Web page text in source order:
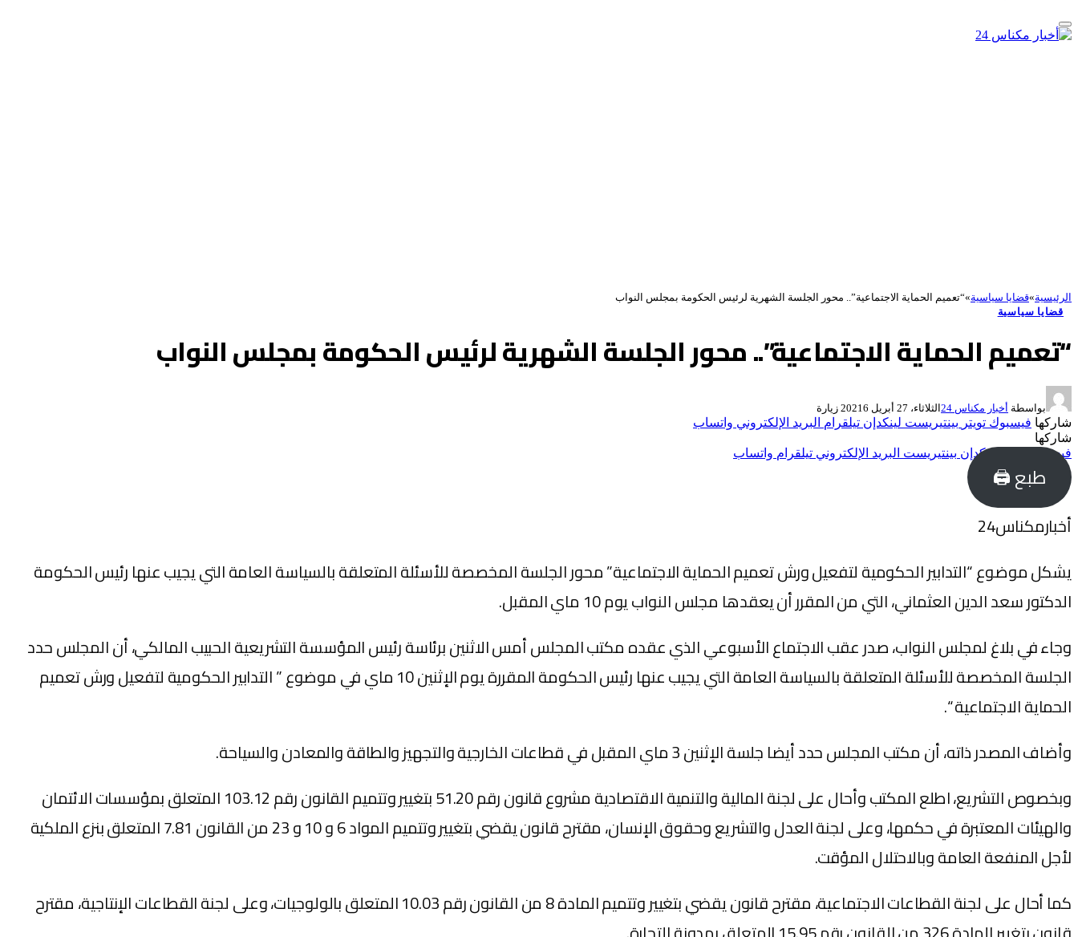
الرئيسية»قضايا سياسية»“تعميم الحماية الاجتماعية”.. محور الجلسة الشهرية لرئيس الحكومة بمجلس النواب
قضايا سياسية
“تعميم الحماية الاجتماعية”.. محور الجلسة الشهرية لرئيس الحكومة بمجلس النواب
بواسطة أخبار مكناس 24 الثلاثاء، 27 أبريل 2021 6 زيارة
شاركها فيسبوك تويتر بينتيريست لينكدإن تيلقرام البريد الإلكتروني واتساب
شاركها
فيسبوك
لينكدإن بينتيريست البريد الإلكتروني تيلقرام واتساب
طبع 🖨
أخبارمكناس24
يشكل موضوع “التدابير الحكومية لتفعيل ورش تعميم الحماية الاجتماعية” محور الجلسة المخصصة للأسئلة المتعلقة بالسياسة العامة التي يجيب عنها رئيس الحكومة
الدكتور سعد الدين العثماني، التي من المقرر أن يعقدها مجلس النواب يوم 10 ماي المقبل.
وجاء في بلاغ لمجلس النواب، صدر عقب الاجتماع الأسبوعي الذي عقده مكتب المجلس أمس الاثنين برئاسة رئيس المؤسسة التشريعية الحبيب المالكي، أن المجلس حدد
الجلسة المخصصة للأسئلة المتعلقة بالسياسة العامة التي يجيب عنها رئيس الحكومة المقررة يوم الإثنين 10 ماي في موضوع ” التدابير الحكومية لتفعيل ورش تعميم
الحماية الاجتماعية “.
وأضاف المصدر ذاته، أن مكتب المجلس حدد أيضا جلسة الإثنين 3 ماي المقبل في قطاعات الخارجية والتجهيز والطاقة والمعادن والسياحة.
وبخصوص التشريع، اطلع المكتب وأحال على لجنة المالية والتنمية الاقتصادية مشروع قانون رقم 51.20 بتغيير وتتميم القانون رقم 103.12 المتعلق بمؤسسات الائتمان
والهيئات المعتبرة في حكمها، وعلى لجنة العدل والتشريع وحقوق الإنسان، مقترح قانون يقضي بتغيير وتتميم المواد 6 و 10 و 23 من القانون 7.81 المتعلق بنزع الملكية
لأجل المنفعة العامة وبالاحتلال المؤقت.
كما أحال على لجنة القطاعات الاجتماعية، مقترح قانون يقضي بتغيير وتتميم المادة 8 من القانون رقم 10.03 المتعلق بالولوجيات، وعلى لجنة القطاعات الإنتاجية، مقترح